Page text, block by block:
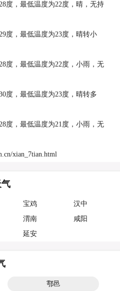
度，最低温度为22度，晴，无持
度，最低温度为23度，晴转小
度，最低温度为22度，小雨，无
度，最低温度为23度，晴转多
度，最低温度为21度，小雨，无
xian_7tian.html
宝鸡
汉中
渭南
咸阳
延安
鄠邑